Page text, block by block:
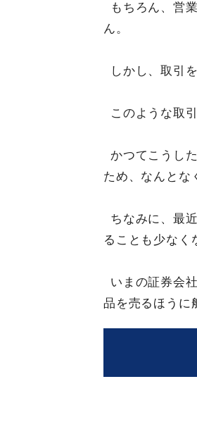
もちろん、営
ん。
しかし、取引
このような取
かつてこうし
ため、なんとな
ちなみに、最
ることも少なく
いまの証券会
品を売るほうに